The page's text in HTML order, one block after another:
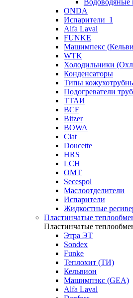
Водоводяные
ONDA
Испарители_1
Alfa Laval
FUNKE
Машимпекс
WTK
Холодильники
Конденсаторы
Типы
Подогреватели
ТТАИ
BCF
Bitzer
BOWA
Ciat
Doucette
HRS
LCH
OMT
Secespol
Маслоотделители
Испарители
Жидкостные
Пластинчатые
Пластинчатые
Этра ЭТ
Sondex
Funke
Теплохит (ТИ)
Кельвион
Машимпэкс (GEA)
Alfa Laval